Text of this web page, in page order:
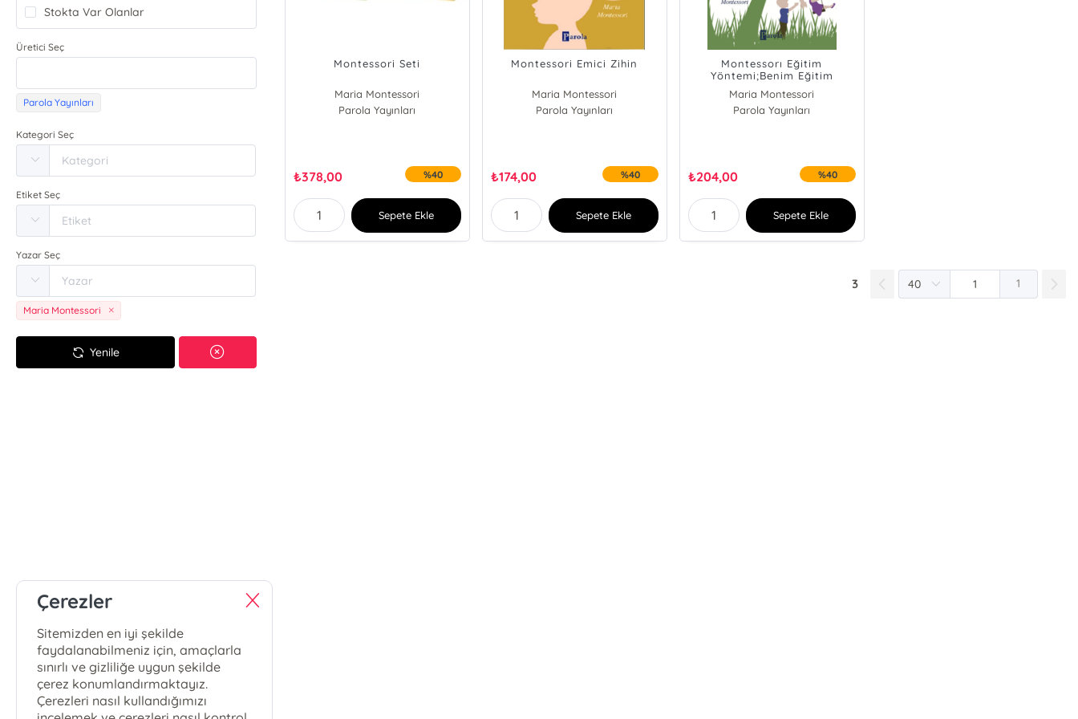
Stokta Var Olanlar
Üretici Seç
Parola Yayınları
Kategori Seç
Etiket Seç
Yazar Seç
Maria Montessori
Yenile
Montessori Seti
Maria Montessori
Parola Yayınları
₺378,00 %40
Sepete Ekle
Montessori Emici Zihin
Maria Montessori
Parola Yayınları
₺174,00 %40
Sepete Ekle
Montessorı Eğitim
Yöntemi;Benim Eğitim
Maria Montessori
Parola Yayınları
₺204,00 %40
Sepete Ekle
3 1
Çerezler
Sitemizden en iyi şekilde
faydalanabilmeniz için, amaçlarla
sınırlı ve gizliliğe uygun şekilde
çerez konumlandırmaktayız.
Çerezleri nasıl kullandığımızı